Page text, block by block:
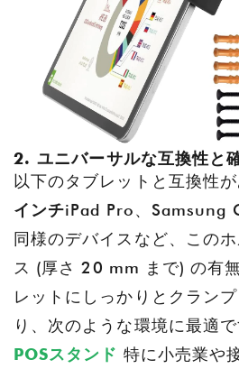
2. ユニバーサルな互換性と
以下のタブレットと互換性
インチiPad Pro、Samsung
同様のデバイスなど、この
ス (厚さ 20 mm まで) の有
レットにしっかりとクラン
り、次のような環境に最適で
POSスタンド 特に小売業や